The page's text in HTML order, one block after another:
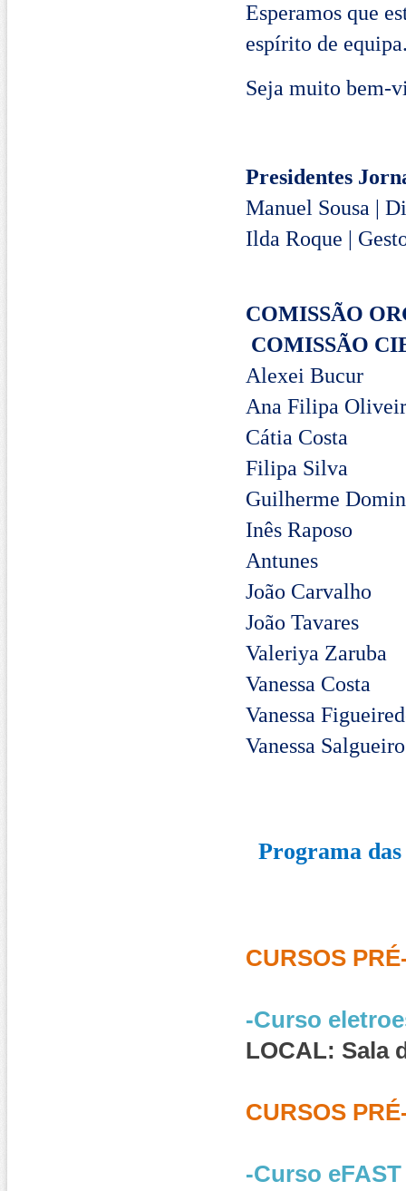
Esperamos que
espírito de
Seja muito bem-
Presidentes
Manuel Sousa |
Ilda Roque |
COMISSÃO
Ana
Cátia
Filipa
Inês
Antunes
João
João
Vanessa Costa
Vanessa
Vanessa Salgueiro
Programa
CURSOS
-Curso
LOCAL: Sala
CURSOS
-Curso